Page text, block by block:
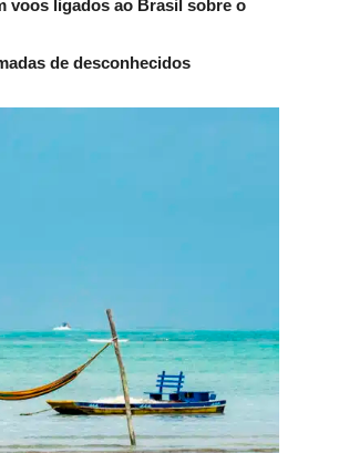
voos ligados ao Brasil sobre o
de desconhecidos